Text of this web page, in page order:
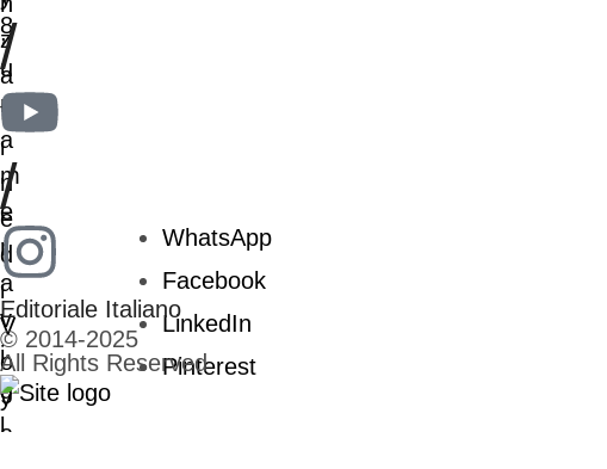
/
/
Editoriale Italiano
© 2014-2025
All Rights Reserved
WhatsApp
Facebook
LinkedIn
Pinterest